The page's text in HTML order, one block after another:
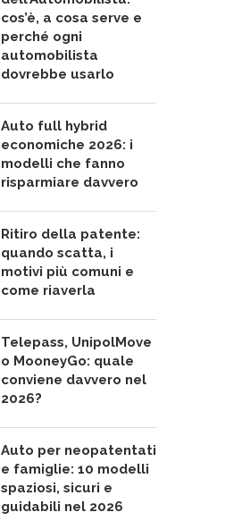
cos’è, a cosa serve e
perché ogni
automobilista
dovrebbe usarlo
Auto full hybrid
economiche 2026: i
modelli che fanno
risparmiare davvero
Ritiro della patente:
quando scatta, i
motivi più comuni e
come riaverla
Telepass, UnipolMove
o MooneyGo: quale
conviene davvero nel
2026?
Auto per neopatentati
e famiglie: 10 modelli
spaziosi, sicuri e
guidabili nel 2026